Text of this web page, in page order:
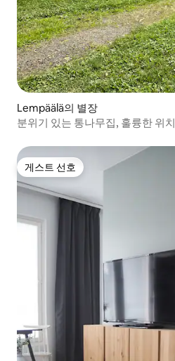
Lempäälä의 별장
분위기 있는 통나무집, 훌륭한 위치
게스트 선호
게스트 선호